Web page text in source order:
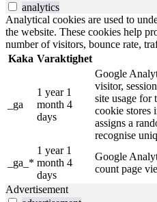
analytics
Analytical cookies are used to
the website. These cookies help
number of visitors, bounce rate,
Kaka Varaktighet
_ga
1 year 1
month 4
days
Google
visitor,
site usage for
cookie stores
assigns a
recognise
_ga_*
1 year 1
month 4
days
Google
count page
Advertisement